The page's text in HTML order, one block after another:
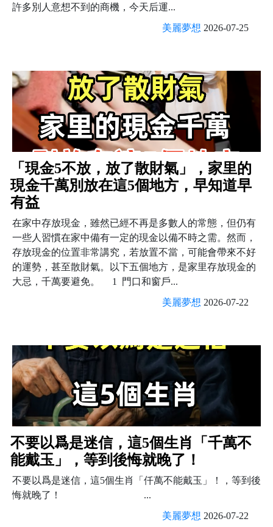
許多別人意想不到的商機，今天后運...
美麗夢想 2026-07-25
「現金5不放，放了散財氣」，家里的
現金千萬別放在這5個地方，早知道早
有益
在家中存放現金，雖然已經不再是多數人的常態，但仍有
一些人習慣在家中備有一定的現金以備不時之需。然而，
存放現金的位置非常講究，若放置不當，可能會帶來不好
的運勢，甚至散財氣。以下五個地方，是家里存放現金的
大忌，千萬要避免。 1 門口和窗戶...
美麗夢想 2026-07-22
不要以爲是迷信，這5個生肖「千萬不
能戴玉」，等到後悔就晚了！
不要以爲是迷信，這5個生肖「仟萬不能戴玉」！，等到後
悔就晚了！ ...
美麗夢想 2026-07-22